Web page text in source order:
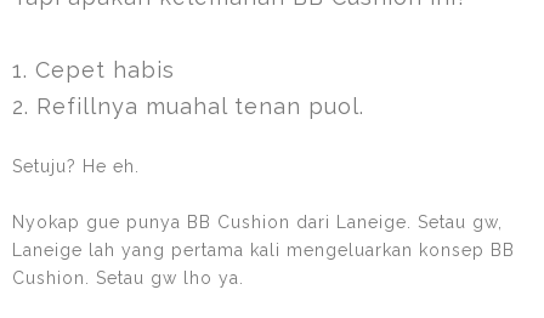
1. Cepet habis
2. Refillnya muahal tenan puol.
Setuju? He eh.
Nyokap gue punya BB Cushion dari Laneige. Setau gw,
Laneige lah yang pertama kali mengeluarkan konsep BB
Cushion. Setau gw lho ya.